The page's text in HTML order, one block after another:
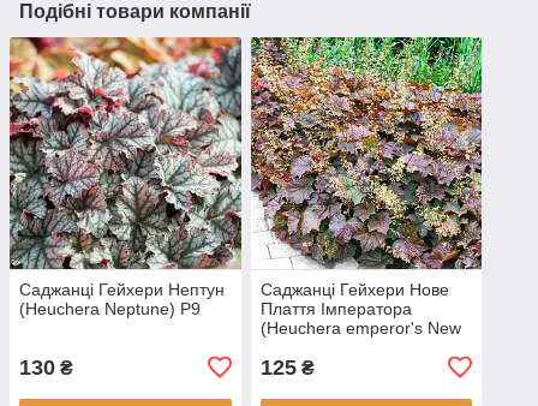
Подібні товари компанії
Саджанці Гейхери Нептун
(Heuchera Neptune) P9
130 ₴
Саджанці Гейхери Нове
Плаття Імператора
(Heuchera emperor's New
125₴